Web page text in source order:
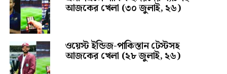
আজকের খেলা (৩০ জুলাই, ২৬)
ওয়েস্ট ইন্ডিজ-পাকিস্তান টেস্টসহ
আজকের খেলা (২৮ জুলাই, ২৬)